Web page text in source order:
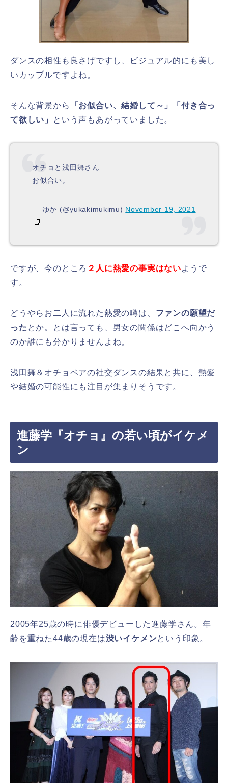
ダンスの相性も良さげですし、ビジュアル的にも美し
いカップルですよね。
そんな背景から
「お似合い、結婚して～」「付き合っ
て欲しい」
という声もあがっていました。
オチョと浅田舞さん
お似合い。
— ゆか (@yukakimukimu) November 19, 2021
ですが、今のところ ２人に熱愛の事実はないようで
す。
どうやらお二人に流れた熱愛の噂は、 ファンの願望だ
った とか。とは言っても、男女の関係はどこへ向かう
のか誰にも分かりませんよね。
浅田舞＆オチョペアの社交ダンスの結果と共に、熱愛
や結婚の可能性にも注目が集まりそうです。
進藤学『オチョ』の若い頃がイケメ
ン
2005年25歳の時に俳優デビューした進藤学さん。年
齢を重ねた44歳の現在は渋いイケメンという印象。